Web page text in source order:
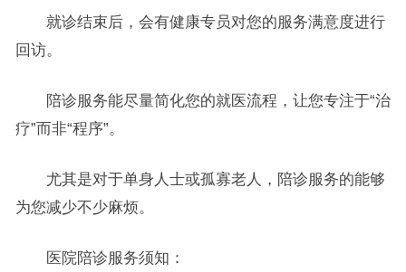
就诊结束后，会有健康专员对您的服务满意度进行
回访。
陪诊服务能尽量简化您的就医流程，让您专注于“治
疗”而非“程序”。
尤其是对于单身人士或孤寡老人，陪诊服务的能够
为您减少不少麻烦。
医院陪诊服务须知：